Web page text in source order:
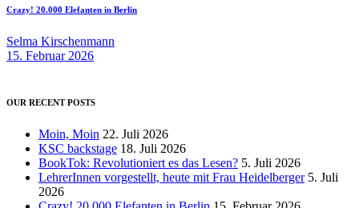
Crazy! 20.000 Elefanten in Berlin
Selma Kirschenmann
15. Februar 2026
OUR RECENT POSTS
Moin, Moin 22. Juli 2026
KSC backstage 18. Juli 2026
BookTok: Revolutioniert es das Lesen? 5. Juli 2026
LehrerInnen vorgestellt, heute mit Frau Heidelberger 5. Juli
2026